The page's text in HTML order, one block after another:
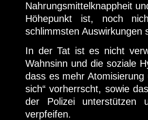
Nahrungsmittelknappheit
Höhepunkt ist, noch
schlimmsten Auswirkungen
In der Tat ist es nicht
Wahnsinn und die soziale
dass es mehr
sich“ vorherrscht, sowie
der Polizei
verpfeifen.